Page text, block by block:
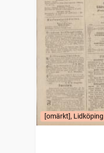
[omärkt], Lidköping